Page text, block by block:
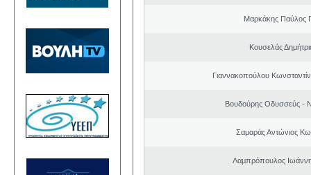
Μαρκάκης Παύλος
Κουσελάς
Γιαννακοπούλου
Βουδούρης Οδυσσεύς -
Σαμαράς Αντώνιος
Λαμπρόπουλος